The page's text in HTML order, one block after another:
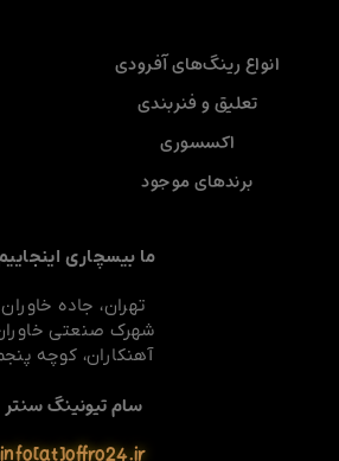
انواع رینگ‌های آفرودی
تعلیق و فنربندی
اکسسوری
برندهای موجود
ما بیسچاری
تهران، جاده خاوران
شهرک صنعتی
آهنکاران، کوچه
سام تیونینگ سنتر